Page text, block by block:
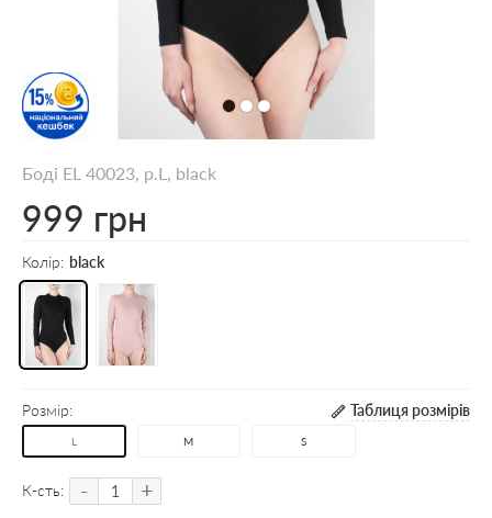
Боді EL 40023, р.L, black
999 грн
Колір: black
Розмір: Таблиця розмірів
L M S
К-сть: - +